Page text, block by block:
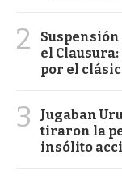
2
el
por el
3
Jugaban
tiraron la
insólito